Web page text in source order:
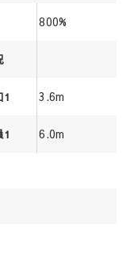
800%
1 3.6m
1 6.0m